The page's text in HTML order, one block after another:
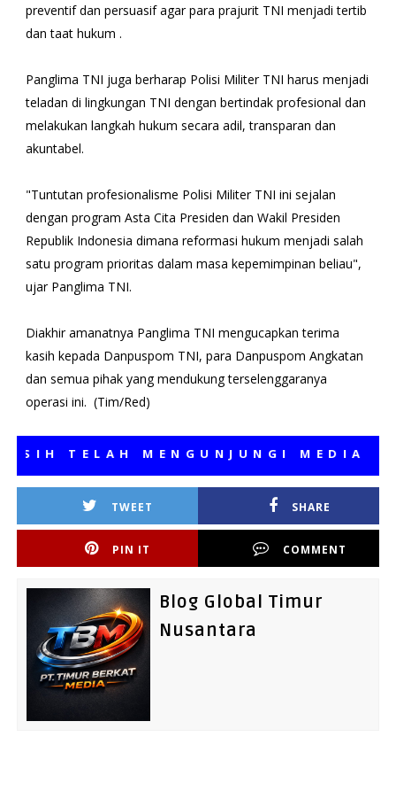
preventif dan persuasif agar para prajurit TNI menjadi tertib
dan taat hukum .
Panglima TNI juga berharap Polisi Militer TNI harus menjadi
teladan di lingkungan TNI dengan bertindak profesional dan
melakukan langkah hukum secara adil, transparan dan
akuntabel.
"Tuntutan profesionalisme Polisi Militer TNI ini sejalan
dengan program Asta Cita Presiden dan Wakil Presiden
Republik Indonesia dimana reformasi hukum menjadi salah
satu program prioritas dalam masa kepemimpinan beliau",
ujar Panglima TNI.
Diakhir amanatnya Panglima TNI mengucapkan terima
kasih kepada Danpuspom TNI, para Danpuspom Angkatan
dan semua pihak yang mendukung terselenggaranya
operasi ini. (Tim/Red)
TELAH MENGUNJUNGI MEDIA KAMI,
TWEET SHARE
PIN IT COMMENT
Blog Global Timur
Nusantara